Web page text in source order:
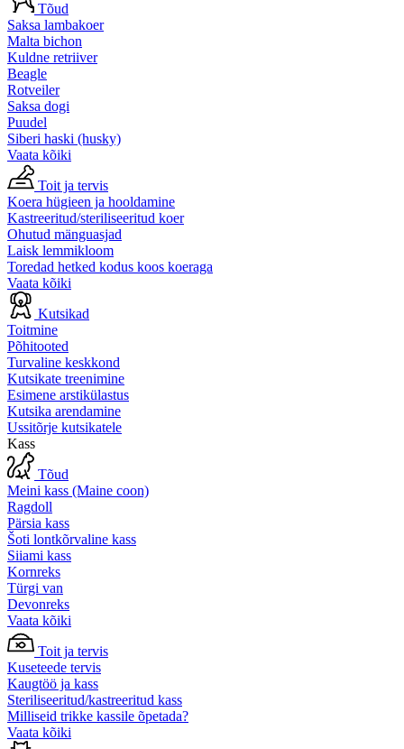
Tõud
Saksa lambakoer
Malta bichon
Kuldne retriiver
Beagle
Rotveiler
Saksa dogi
Puudel
Siberi haski (husky)
Vaata kõiki
Toit ja tervis
Koera hügieen ja hooldamine
Kastreeritud/steriliseeritud koer
Ohutud mänguasjad
Laisk lemmikloom
Toredad hetked kodus koos koeraga
Vaata kõiki
Kutsikad
Toitmine
Põhitooted
Turvaline keskkond
Kutsikate treenimine
Esimene arstikülastus
Kutsika arendamine
Ussitõrje kutsikatele
Kass
Tõud
Meini kass (Maine coon)
Ragdoll
Pärsia kass
Šoti lontkõrvaline kass
Siiami kass
Kornreks
Türgi van
Devonreks
Vaata kõiki
Toit ja tervis
Kuseteede tervis
Kaugtöö ja kass
Steriliseeritud/kastreeritud kass
Milliseid trikke kassile õpetada?
Vaata kõiki